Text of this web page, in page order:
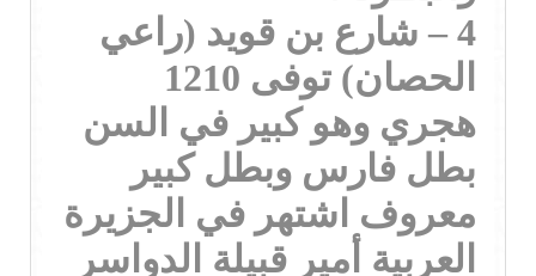
4 – شارع بن قويد (راعي
الحصان) توفى 1210
هجري وهو كبير في السن
بطل فارس وبطل كبير
معروف اشتهر في الجزيرة
العربية أمير قبيلة الدواسر